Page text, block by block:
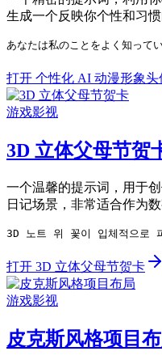
生成一个反映你个性和习
あなたは私のことをよく知っ
打开 个性化 AI 动漫形象头
游戏影视
3D 立体父母节贺
一个温馨的提示词，用于
日记场景，非常适合作为
3D 노트 위 꽃이 입체적으
打开 3D 立体父母节贺卡
游戏影视
皮克斯风格项目